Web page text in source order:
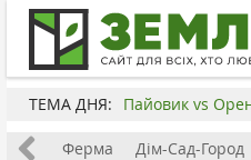
ТЕМА ДНЯ: Пайовик vs
Бізнес Ферма Дім-Сад-Город